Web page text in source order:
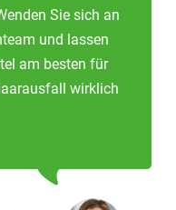
Sie sich an
und lassen
am besten für
wirklich